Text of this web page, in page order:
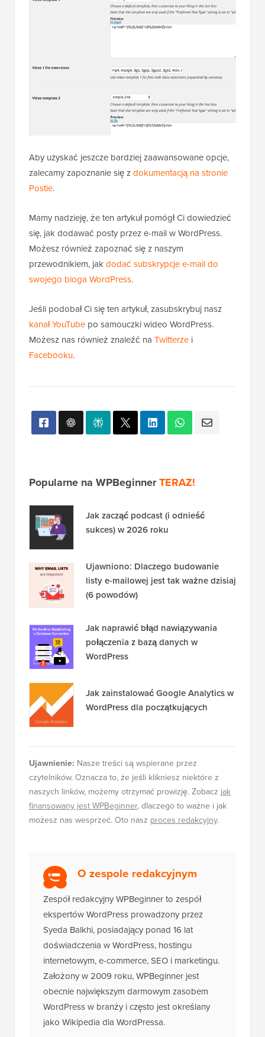
Aby uzyskać jeszcze bardziej zaawansowane opcje,
zalecamy zapoznanie się zdokumentacją na stronie
Postie.
Mamy nadzieję, że ten artykuł pomógł Ci dowiedzieć
się, jak dodawać posty przez e-mail w WordPress.
Możesz również zapoznać się z naszym
przewodnikiem, jakdodać subskrypcje e-mail do
swojego bloga WordPress.
Jeśli podobał Ci się ten artykuł, zasubskrybuj nasz
kanał YouTube po samouczki wideo WordPress.
Możesz nas również znaleźć na Twitterze i
Facebooku.
Popularne na WPBeginnerTERAZ!
Jak zacząć podcast (i odnieść
sukces) w 2026 roku
Ujawniono: Dlaczego budowanie
listy e-mailowej jest tak ważne dzisiaj
(6 powodów)
Jak naprawić błąd nawiązywania
połączenia z bazą danych w
WordPress
Jak zainstalować Google Analytics w
WordPress dla początkujących
Ujawnienie: Nasze treści są wspierane przez
czytelników. Oznacza to, że jeśli klikniesz niektóre z
naszych linków, możemy otrzymać prowizję. Zobacz jak
finansowany jest WPBeginner, dlaczego to ważne i jak
możesz nas wesprzeć. Oto nasz proces redakcyjny.
O zespole redakcyjnym
Zespół redakcyjny WPBeginner to zespół
ekspertów WordPress prowadzony przez
Syeda Balkhi, posiadający ponad 16 lat
doświadczenia w WordPress, hostingu
internetowym, e-commerce, SEO i marketingu.
Założony w 2009 roku, WPBeginner jest
obecnie największym darmowym zasobem
WordPress w branży i często jest określany
jako Wikipedia dla WordPressa.